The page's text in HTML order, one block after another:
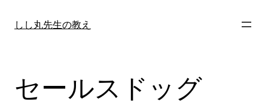
しし丸先生の教え
セールスドッグ